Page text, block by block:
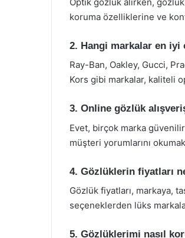
koruma özelliklerine ve
2. Hangi markalar en
Ray-Ban, Oakley, Gucci,
Kors gibi markalar, kaliteli
3. Online gözlük
Evet, birçok marka
müşteri yorumlarını
4. Gözlüklerin fiyatları
Gözlük fiyatları, markaya,
seçeneklerden lüks
5. Gözlüklerimi nasıl